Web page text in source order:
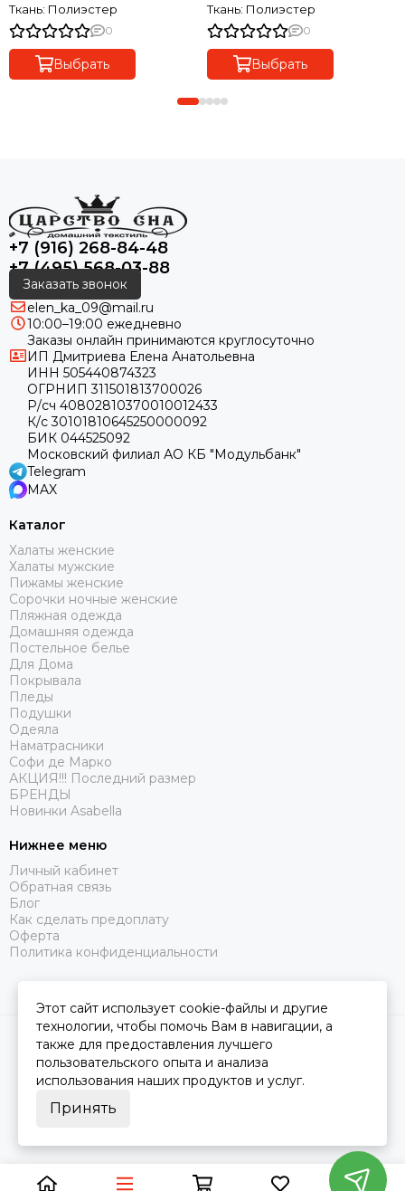
Ткань: Полиэстер
0
Выбрать
Ткань: Полиэстер
0
Выбрать
+7 (916) 268-84-48
+7 (495) 568-03-88
Заказать звонок
elen_ka_09@mail.ru
10:00–19:00 ежедневно
Заказы онлайн принимаются круглосуточно
ИП Дмитриева Елена Анатольевна
ИНН 505440874323
ОГРНИП 311501813700026
Р/сч 40802810370010012433
К/с 30101810645250000092
БИК 044525092
Московский филиал АО КБ "Модульбанк"
Telegram
MAX
Каталог
Халаты женские
Халаты мужские
Пижамы женские
Сорочки ночные женские
Пляжная одежда
Домашняя одежда
Постельное белье
Для Дома
Покрывала
Пледы
Подушки
Одеяла
Наматрасники
Софи де Марко
АКЦИЯ!!! Последний размер
БРЕНДЫ
Новинки Asabella
Нижнее меню
Личный кабинет
Обратная связь
Блог
Как сделать предоплату
Оферта
Политика конфиденциальности
2026 © Царство Сна.Карта сайта
Этот сайт использует cookie-файлы и другие
технологии, чтобы помочь Вам в навигации, а
также для предоставления лучшего
пользовательского опыта и анализа
использования наших продуктов и услуг.
Принять